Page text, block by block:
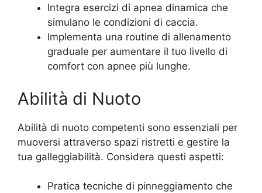
Integra esercizi di apnea dinamica che
simulano le condizioni di caccia.
Implementa una routine di allenamento
graduale per aumentare il tuo livello di
comfort con apnee più lunghe.
Abilità di Nuoto
Abilità di nuoto competenti sono essenziali per
muoversi attraverso spazi ristretti e gestire la
tua galleggiabilità. Considera questi aspetti:
Pratica tecniche di pinneggiamento che